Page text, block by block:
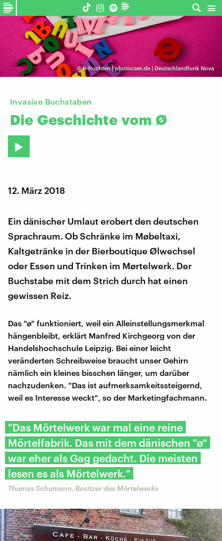
©b-fruchten | photocase.de | Deutschlandfunk Nova
Invasive Buchstaben
Die Geschichte vom Ø
12. März 2018
Ein dänischer Umlaut erobert den deutschen
Sprachraum. Ob Schränke im Møbeltaxi,
Kaltgetränke in der Bierboutique Ølwechsel
oder Essen und Trinken im Mørtelwerk. Der
Buchstabe mit dem Strich durch hat einen
gewissen Reiz.
Das "ø" funktioniert, weil ein Alleinstellungsmerkmal
hängenbleibt, erklärt Manfred Kirchgeorg von der
Handelshochschule Leipzig. Bei einer leicht
veränderten Schreibweise braucht unser Gehirn
nämlich ein kleines bisschen länger, um darüber
nachzudenken. "Das ist aufmerksamkeitssteigernd,
weil es Interesse weckt", so der Marketingfachmann.
"Das Mörtelwerk war mal eine reine
Mörtelfabrik. Das mit dem dänischen "ø"
war eher als Gag gedacht. Die meisten
lesen es als Mörtelwerk."
Thomas Schumann, Besitzer des Mörtelwerks